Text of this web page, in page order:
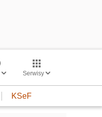
Serwisy
KSeF